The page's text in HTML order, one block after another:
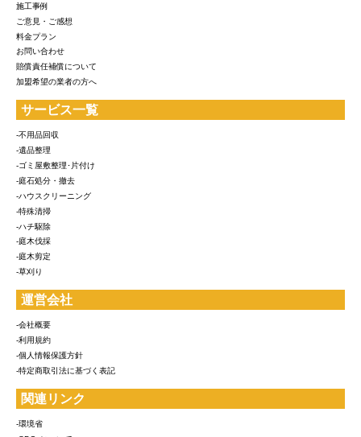
施工事例
ご意見・ご感想
料金プラン
お問い合わせ
賠償責任補償について
加盟希望の業者の方へ
サービス一覧
-不用品回収
-遺品整理
-ゴミ屋敷整理･片付け
-庭石処分・撤去
-ハウスクリーニング
-特殊清掃
-ハチ駆除
-庭木伐採
-庭木剪定
-草刈り
運営会社
-会社概要
-利用規約
-個人情報保護方針
-特定商取引法に基づく表記
関連リンク
-環境省